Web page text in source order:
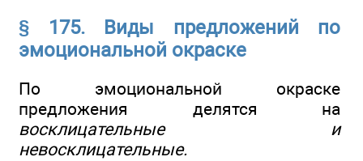
§ 175. Виды предложений по
эмоциональной окраске
По эмоциональной окраске
предложения делятся на
восклицательные и
невосклицательные.